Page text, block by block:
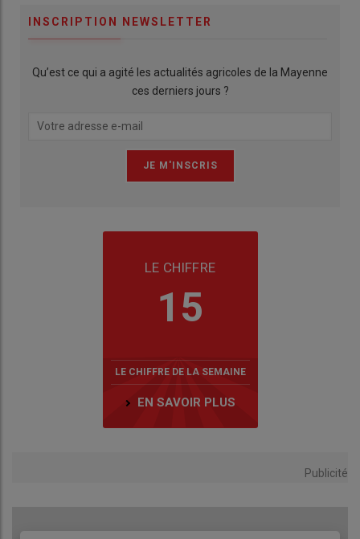
INSCRIPTION NEWSLETTER
Qu’est ce qui a agité les actualités agricoles de la Mayenne
ces derniers jours ?
LE CHIFFRE
15
LE CHIFFRE DE LA SEMAINE
EN SAVOIR PLUS
Publicité